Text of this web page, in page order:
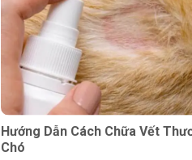
Hướng Dẫn Cách Chữa Vết
Chó